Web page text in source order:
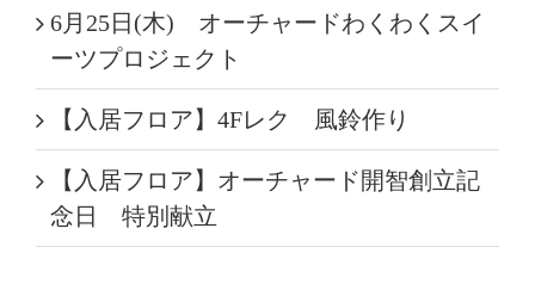
6月25日(木) オーチャードわくわくスイ
ーツプロジェクト
【入居フロア】4Fレク 風鈴作り
【入居フロア】オーチャード開智創立記
念日 特別献立